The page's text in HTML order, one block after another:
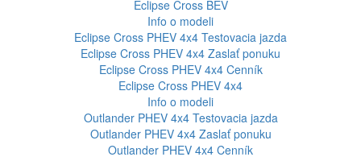
Eclipse Cross BEV
Info o modeli
Eclipse Cross PHEV 4x4 Testovacia jazda
Eclipse Cross PHEV 4x4 Zaslať ponuku
Eclipse Cross PHEV 4x4 Cenník
Eclipse Cross PHEV 4x4
Info o modeli
Outlander PHEV 4x4 Testovacia jazda
Outlander PHEV 4x4 Zaslať ponuku
Outlander PHEV 4x4 Cenník